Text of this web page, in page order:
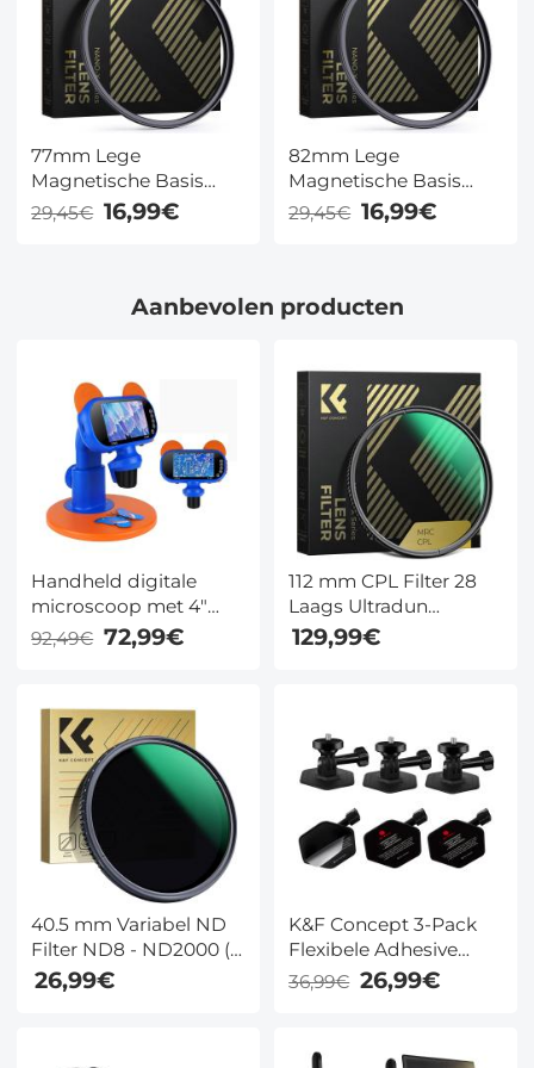
77mm Lege
Magnetische Basis
Ring (Werkt Alleen Met
K&F Concept Magnetic
29,45€ 16,99€
82mm Lege
Magnetische Basis
Ring (Werkt Alleen Met
K&F Concept Magnetic
29,45€ 16,99€
Aanbevolen producten
Handheld digitale
microscoop met 4"
LCD-scherm, 1500X
Pocket Microscoop
LED-verlichting,
draagbare microscoop
voor
volwassenen.Komt
met een foto en video
functie
92,49€ 72,99€
112 mm CPL Filter 28
Laags Ultradun
Circulair
Polarisatiefilter
Filter Nano Xcel Serie
129,99€
40.5 mm Variabel ND
Filter ND8 - ND2000 (3
- 11 stops) Filter Met
26,99€
K&F Concept 3-Pack
Flexibele Adhesive
Helm Mount – 3M voor
Action 5/4/3, Insta360
36,99€ 26,99€